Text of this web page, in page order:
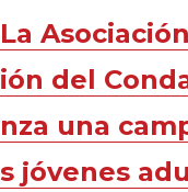
La
ión del
nza una
s jóvenes